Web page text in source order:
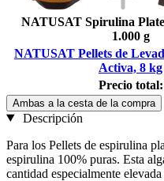
NATUSAT Spirulina
1.000 g
NATUSAT Pellets de
Activa, 8 kg
Precio total:
Ambas a la cesta de la compra
Descripción
Para los Pellets de espirulina
espirulina 100% puras. Esta
cantidad especialmente